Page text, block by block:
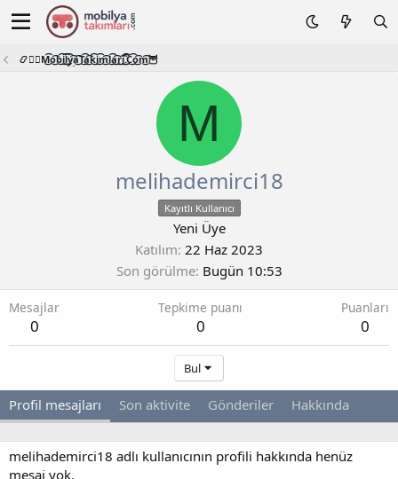
📿🧙‍♂️M͜͡o͜͡b͜͡i͜͡l͜͡y͜͡a͜͡T͜͡a͜͡k͜͡i͜͡m͜͡l͜͡a͜͡r͜͡i͜͡.͜͡C͜͡o͜͡m͜͡🦉
M
melihademirci18
Kayıtlı Kullanıcı
Yeni Üye
Katılım 22 Haz 2023
Son görülme Bugün 10:53
Mesajlar
0
Tepkime puanı
0
Puanları
0
Bul
Profil mesajları Son aktivite Gönderiler Hakkında
melihademirci18 adlı kullanıcının profili hakkında henüz
mesaj yok.